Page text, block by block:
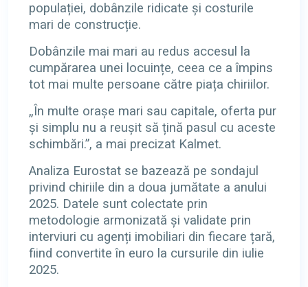
populației, dobânzile ridicate și costurile
mari de construcție.
Dobânzile mai mari au redus accesul la
cumpărarea unei locuințe, ceea ce a împins
tot mai multe persoane către piața chiriilor.
„În multe orașe mari sau capitale, oferta pur
și simplu nu a reușit să țină pasul cu aceste
schimbări.”, a mai precizat Kalmet.
Analiza Eurostat se bazează pe sondajul
privind chiriile din a doua jumătate a anului
2025. Datele sunt colectate prin
metodologie armonizată și validate prin
interviuri cu agenți imobiliari din fiecare țară,
fiind convertite în euro la cursurile din iulie
2025.